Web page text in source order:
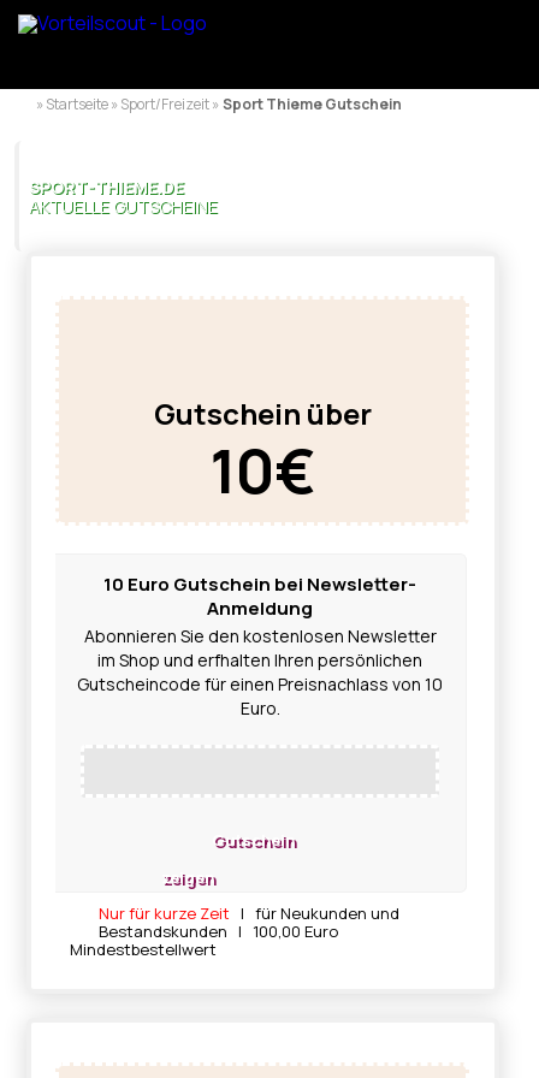
» Startseite » Sport/Freizeit »Sport Thieme Gutschein
SPORT-THIEME.DE
AKTUELLE GUTSCHEINE
Gutschein über
10€
10 Euro Gutschein bei Newsletter-
Anmeldung
Abonnieren Sie den kostenlosen Newsletter
im Shop und erfhalten Ihren persönlichen
Gutscheincode für einen Preisnachlass von 10
Euro.
Gutschein
zeigen
Nur für kurze Zeit | für Neukunden und
Bestandskunden | 100,00 Euro
Mindestbestellwert